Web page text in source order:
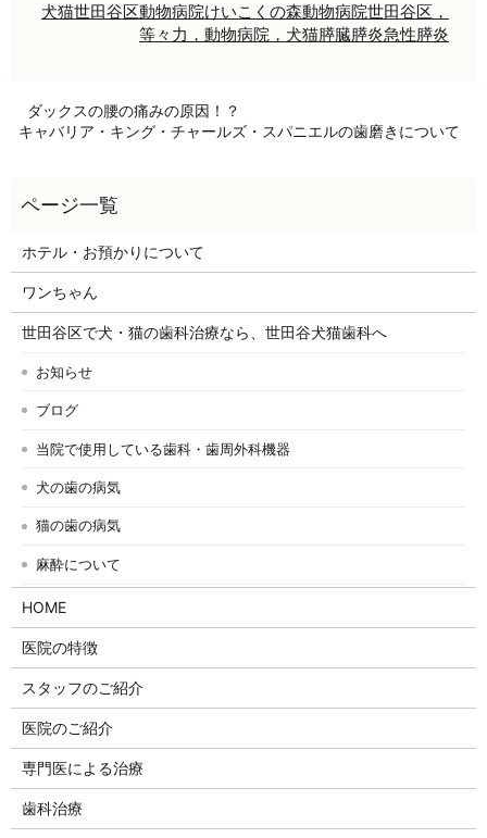
犬猫世田谷区動物病院けいこくの森動物病院世田谷区，
等々力，動物病院，犬猫膵臓膵炎急性膵炎
ダックスの腰の痛みの原因！？
キャバリア・キング・チャールズ・スパニエルの歯磨きについて
ホテル・お預かりについて
ワンちゃん
世田谷区で犬・猫の歯科治療なら、世田谷犬猫歯科へ
お知らせ
ブログ
当院で使用している歯科・歯周外科機器
犬の歯の病気
猫の歯の病気
麻酔について
HOME
医院の特徴
スタッフのご紹介
医院のご紹介
専門医による治療
歯科治療